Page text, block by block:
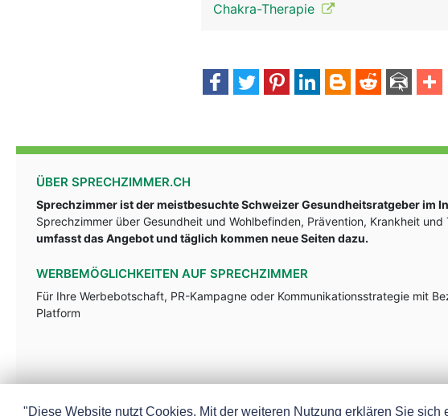
Chakra-Therapie
ÜBER SPRECHZIMMER.CH
Sprechzimmer ist der meistbesuchte Schweizer Gesundheitsratgeber im
Sprechzimmer über Gesundheit und Wohlbefinden, Prävention, Krankheit und
umfasst das Angebot und täglich kommen neue Seiten dazu.
WERBEMÖGLICHKEITEN AUF SPRECHZIMMER
Für Ihre Werbebotschaft, PR-Kampagne oder Kommunikationsstrategie mit
Platform
"Diese Website nutzt Cookies. Mit der weiteren Nutzung erklären Sie sich